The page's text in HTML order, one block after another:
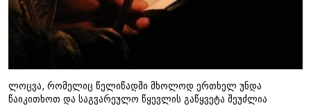
ლოცვა, რომელიც წელიწადში მხოლოდ ერთხელ უნდა
წაიკითხოთ და საგვარეულო წყევლის გაწყვეტა შეუძლია